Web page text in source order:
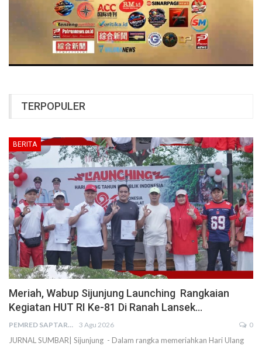
TERPOPULER
BERITA
Meriah, Wabup Sijunjung Launching Rangkaian
Kegiatan HUT RI Ke-81 Di Ranah Lansek…
PEMRED SAPTARIUS 3 Agu 2026 0
JURNAL SUMBAR| Sijunjung - Dalam rangka memeriahkan Hari Ulang